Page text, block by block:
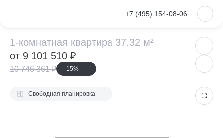
+7 (495) 154-08-06
1-комнатная
1-комнатная квартира 37.32 м²
от 9 101 510 ₽
10 746 361 ₽ - 15%
VKontakte
Свободная планировка